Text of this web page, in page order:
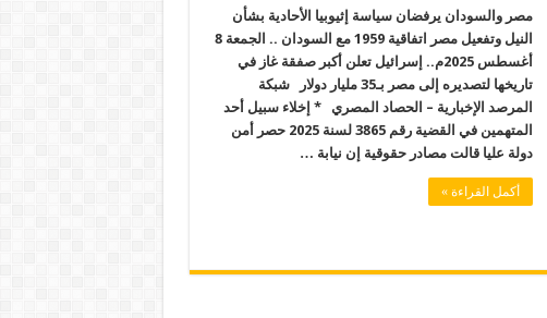
مصر والسودان يرفضان سياسة إثيوبيا الأحادية بشأن
النيل وتفعيل مصر اتفاقية 1959 مع السودان .. الجمعة 8
أغسطس 2025م.. إسرائيل تعلن أكبر صفقة غاز في
تاريخها لتصديره إلى مصر بـ35 مليار دولار شبكة
المرصد الإخبارية – الحصاد المصري * إخلاء سبيل أحد
المتهمين في القضية رقم 3865 لسنة 2025 حصر أمن
دولة عليا قالت مصادر حقوقية إن نيابة …
أكمل القراءة »